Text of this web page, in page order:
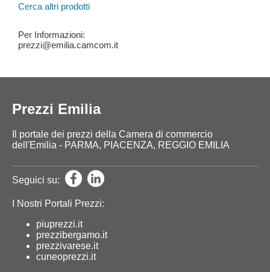
Cerca altri prodotti
Per Informazioni:
prezzi@emilia.camcom.it
Prezzi Emilia
Il portale dei prezzi della Camera di commercio
dell'Emilia - PARMA, PIACENZA, REGGIO EMILIA
Seguici su:
I Nostri Portali Prezzi:
piuprezzi.it
prezzibergamo.it
prezzivarese.it
cuneoprezzi.it